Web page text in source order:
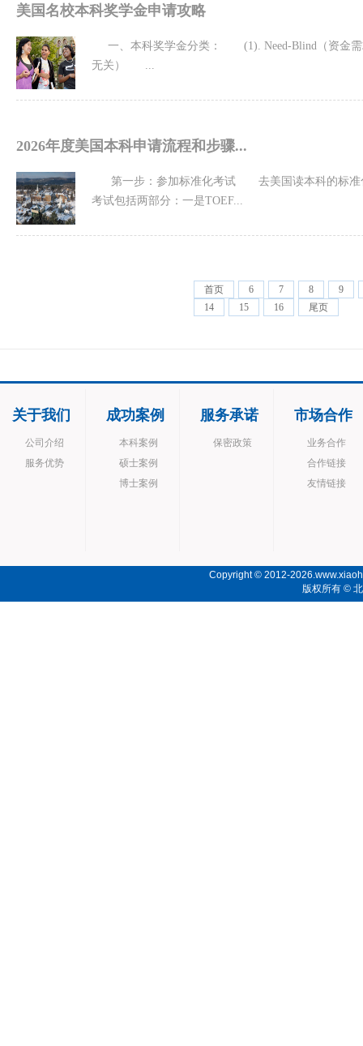
美国名校本科奖学金申请攻略
一、本科奖学金分类： (1). Need-Blind（资金需
无关） ...
2026年度美国本科申请流程和步骤...
第一步：参加标准化考试 去美国读本科的标准
考试包括两部分：一是TOEF...
首页 6 7 8
9
14
15 16 尾页
关于我们
公司介绍
服务优势
成功案例
本科案例
硕士案例
博士案例
服务承诺
保密政策
市场合作
业务合作
合作链接
友情链接
Copyright © 2012-
版权所有 ©